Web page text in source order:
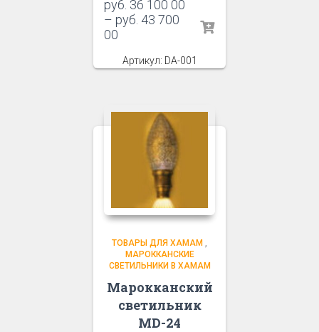
руб. 36 100 00
– руб. 43 700
00
Артикул: DA-001
ТОВАРЫ ДЛЯ ХАМАМ ,
МАРОККАНСКИЕ
СВЕТИЛЬНИКИ В ХАМАМ
Марокканский
светильник
MD-24